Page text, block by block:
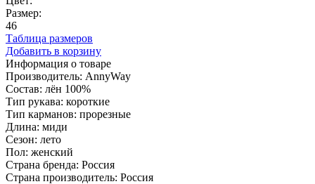
Размер:
46
Таблица размеров
Добавить в корзину
Информация о товаре
Производитель: AnnyWay
Состав: лён 100%
Тип рукава: короткие
Тип карманов: прорезные
Длина: миди
Сезон: лето
Пол: женский
Страна бренда: Россия
Страна производитель: Россия